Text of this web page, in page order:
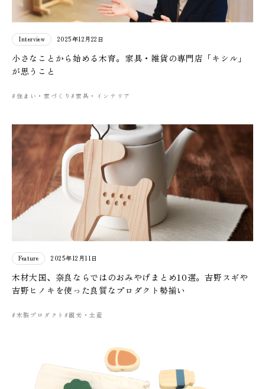
Interview 2025年12月22日
小さなことから始める木育。家具・雑貨の専門店「キシル」
が思うこと
#住まい・家づくり#家具・インテリア
Feature 2025年12月11日
木材大国、奈良ならではのおみやげまとめ10選。吉野スギや
吉野ヒノキを使った良質なプロダクト勢揃い
#木製プロダクト #観光・土産